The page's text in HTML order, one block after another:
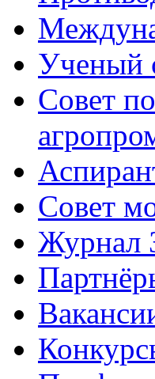
Ученый
Совет
Совет
Журнал